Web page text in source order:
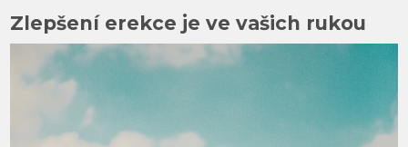
Zlepšení erekce je ve vašich rukou